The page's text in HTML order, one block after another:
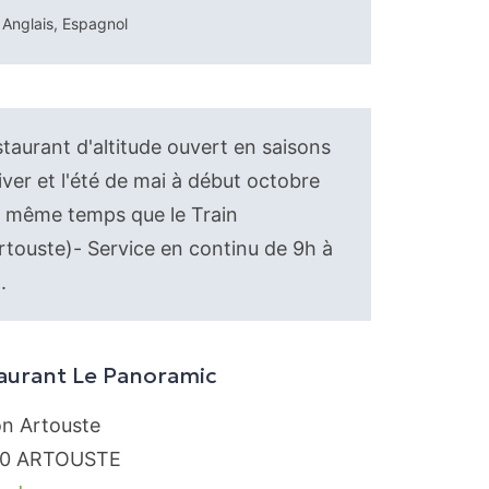
Anglais, Espagnol
d'altitude ouvert en saisons
et l'été de mai à début octobre
même temps que le Train
Service en continu de 9h à
Le Panoramic
Artouste
ARTOUSTE